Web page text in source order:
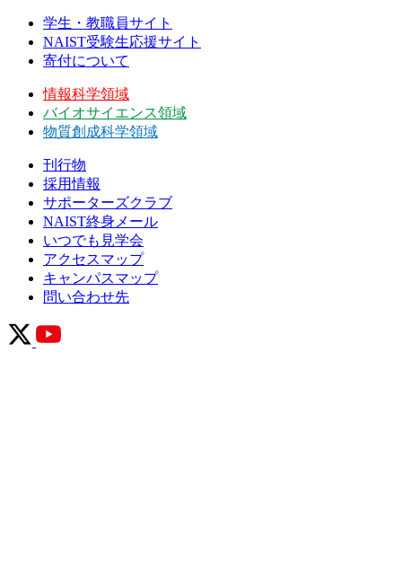
学生・教職員サイト
NAIST受験生応援サイト
寄付について
情報科学領域
バイオサイエンス領域
物質創成科学領域
刊行物
採用情報
サポーターズクラブ
NAIST終身メール
いつでも見学会
アクセスマップ
キャンパスマップ
問い合わせ先